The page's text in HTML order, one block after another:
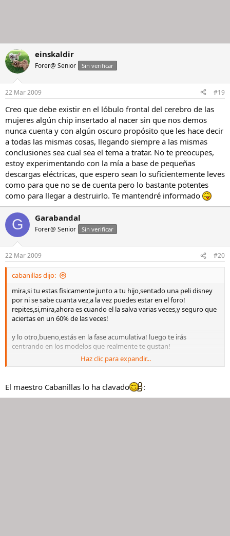
einskaldir
Forer@ Senior Sin verificar
22 Mar 2009 #19
Creo que debe existir en el lóbulo frontal del cerebro de las
mujeres algún chip insertado al nacer sin que nos demos
nunca cuenta y con algún oscuro propósito que les hace decir
a todas las mismas cosas, llegando siempre a las mismas
conclusiones sea cual sea el tema a tratar. No te preocupes,
estoy experimentando con la mía a base de pequeñas
descargas eléctricas, que espero sean lo suficientemente leves
como para que no se de cuenta pero lo bastante potentes
como para llegar a destruirlo. Te mantendré informado
G Garabandal
Forer@ Senior Sin verificar
22 Mar 2009 #20
cabanillas dijo:
mira,si tu estas fisicamente junto a tu hijo,sentado una peli disney
por ni se sabe cuanta vez,a la vez puedes estar en el foro!
repites,si,mira,ahora es cuando el la salva varias veces,y seguro que
aciertas en un 60% de las veces!
y lo otro,bueno,estás en la fase acumulativa! luego te irás
centrando en los modelos que realmente te gustan!
el problema es que pueden ser de 2 a 10,o muchísimos!
pero bueno,peor es irse de "samaritanas del amor" o darse a la
bebida o participar como publico en programas del corazón,sin ir
Haz clic para expandir...
El maestro Cabanillas lo ha clavado :